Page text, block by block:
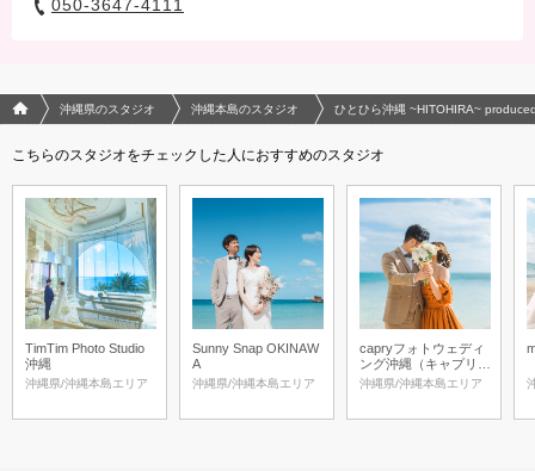
050-3647-4111
フォトウエディング/結婚写真のPhotorait ホーム
沖縄県のスタジオ 沖縄本島のスタジオ ひとひら沖縄 ~HITOHIRA~
こちらのスタジオをチェックした人におすすめのスタジオ
TimTim Photo Studio
沖縄
沖縄県/沖縄本島エリア
Sunny Snap OKINAW
A
沖縄県/沖縄本島エリア
capryフォトウェディ
ング沖縄（キャプリィ
フォトウェディング沖
沖縄県/沖縄本島エリア